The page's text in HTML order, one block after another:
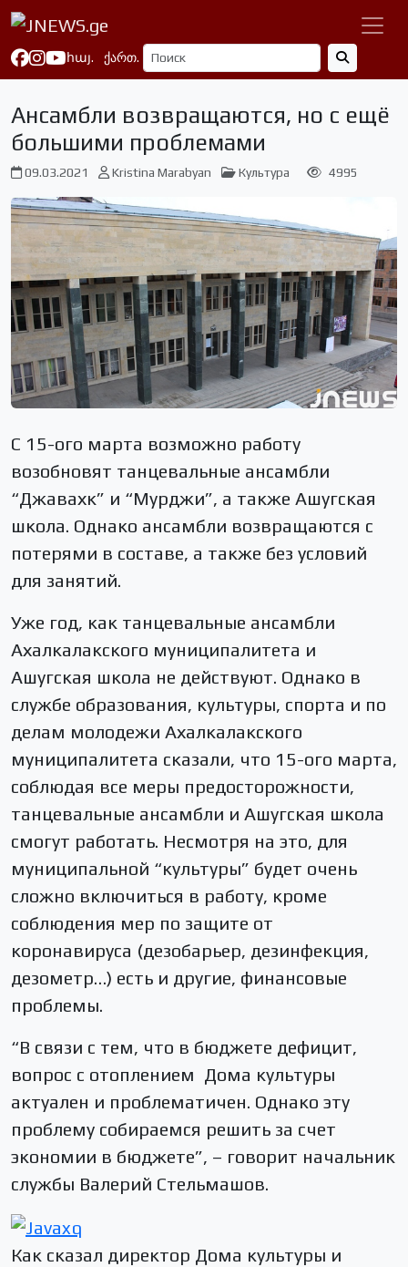
հայ. ქართ.
Ансамбли возвращаются, но с ещё
большими проблемами
09.03.2021 Kristina Marabyan Культура 4995
С 15-ого марта возможно работу
возобновят танцевальные ансамбли
“Джавахк” и “Мурджи”, а также Ашугская
школа. Однако ансамбли возвращаются с
потерями в составе, а также без условий
для занятий.
Уже год, как танцевальные ансамбли
Ахалкалакского муниципалитета и
Ашугская школа не действуют. Однако в
службе образования, культуры, спорта и по
делам молодежи Ахалкалакского
муниципалитета сказали, что 15-ого марта,
соблюдая все меры предосторожности,
танцевальные ансамбли и Ашугская школа
смогут работать. Несмотря на это, для
муниципальной “культуры” будет очень
сложно включиться в работу, кроме
соблюдения мер по защите от
коронавируса (дезобарьер, дезинфекция,
дезометр…) есть и другие, финансовые
проблемы.
“В связи с тем, что в бюджете дефицит,
вопрос с отоплением Дома культуры
актуален и проблематичен. Однако эту
проблему собираемся решить за счет
экономии в бюджете”, – говорит начальник
службы Валерий Стельмашов.
Как сказал директор Дома культуры и